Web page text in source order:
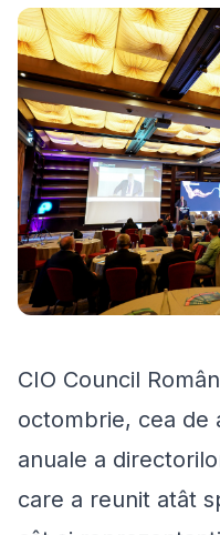
CIO Council
octombrie, cea de
anuale a
care a reunit atât